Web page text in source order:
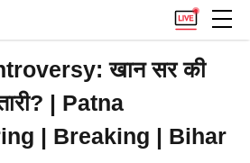
खान सर की
| Patna
| Breaking | Bihar